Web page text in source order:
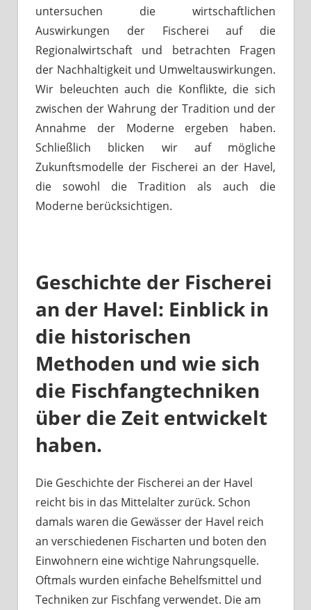
untersuchen die wirtschaftlichen
Auswirkungen der Fischerei auf die
Regionalwirtschaft und betrachten Fragen
der Nachhaltigkeit und Umweltauswirkungen.
Wir beleuchten auch die Konflikte, die sich
zwischen der Wahrung der Tradition und der
Annahme der Moderne ergeben haben.
Schließlich blicken wir auf mögliche
Zukunftsmodelle der Fischerei an der Havel,
die sowohl die Tradition als auch die
Moderne berücksichtigen.
Geschichte der Fischerei
an der Havel: Einblick in
die historischen
Methoden und wie sich
die Fischfangtechniken
über die Zeit entwickelt
haben.
Die Geschichte der Fischerei an der Havel
reicht bis in das Mittelalter zurück. Schon
damals waren die Gewässer der Havel reich
an verschiedenen Fischarten und boten den
Einwohnern eine wichtige Nahrungsquelle.
Oftmals wurden einfache Behelfsmittel und
Techniken zur Fischfang verwendet. Die am